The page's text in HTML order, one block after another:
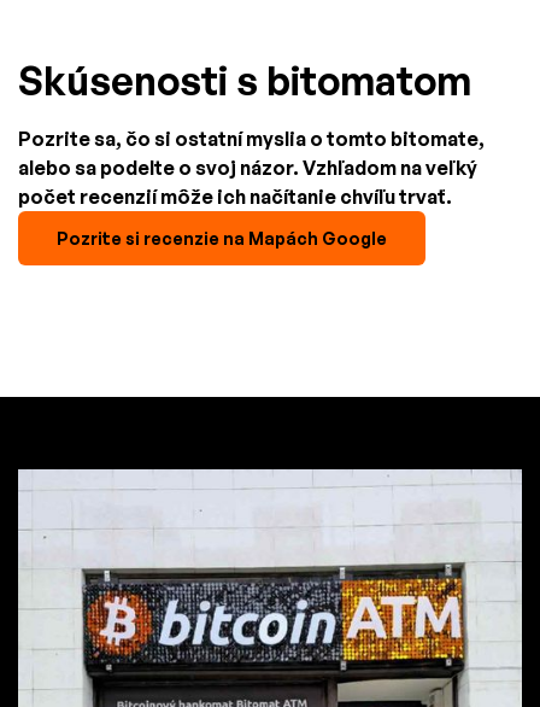
Skúsenosti s bitomatom
Pozrite sa, čo si ostatní myslia o tomto bitomate,
alebo sa podelte o svoj názor. Vzhľadom na veľký
počet recenzií môže ich načítanie chvíľu trvať.
Pozrite si recenzie na Mapách Google